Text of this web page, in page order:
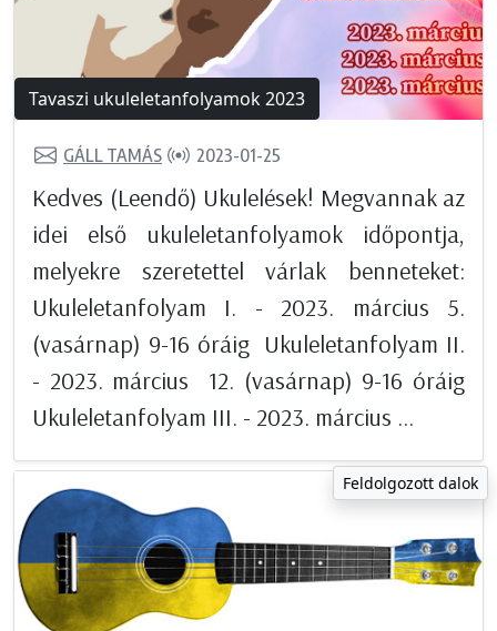
Tavaszi ukuleletanfolyamok 2023
GÁLL TAMÁS 2023-01-25
Kedves (Leendő) Ukulelések! Megvannak az
idei első ukuleletanfolyamok időpontja,
melyekre szeretettel várlak benneteket:
Ukuleletanfolyam I. - 2023. március 5.
(vasárnap) 9-16 óráig Ukuleletanfolyam II.
- 2023. március 12. (vasárnap) 9-16 óráig
Ukuleletanfolyam III. - 2023. március ...
Feldolgozott dalok